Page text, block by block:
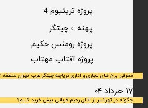
معرفی برج های تجاری و اداری دریاچه چیتگر غرب تهران منطقه ۲۲
۱۷ خرداد ۰۴
چگونه در تهرانسر از آقای رحیم قربانی پیش خرید کنیم؟
​پروژه آفتاب مهتاب
پروژه رومنس حکیم
پهنه c چیتگر
پروژه تریتیوم 4